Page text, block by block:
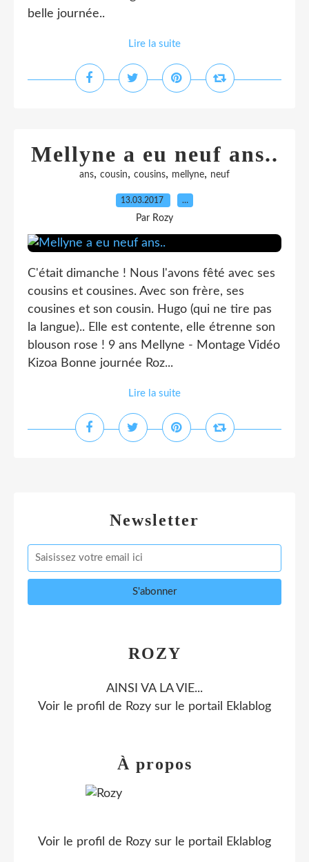
belle journée..
Lire la suite
Mellyne a eu neuf ans..
ans, cousin, cousins, mellyne, neuf
13.03.2017 …
Par Rozy
C'était dimanche ! Nous l'avons fêté avec ses
cousins et cousines. Avec son frère, ses
cousines et son cousin. Hugo (qui ne tire pas
la langue).. Elle est contente, elle étrenne son
blouson rose ! 9 ans Mellyne - Montage Vidéo
Kizoa Bonne journée Roz...
Lire la suite
Newsletter
ROZY
AINSI VA LA VIE...
Voir le profil de Rozy sur le portail Eklablog
À propos
Voir le profil de Rozy sur le portail Eklablog